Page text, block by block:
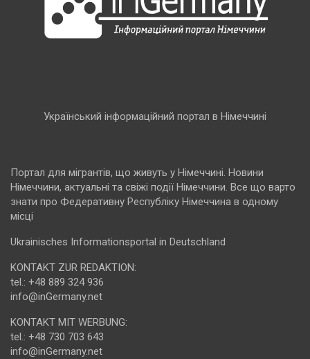
Український інформаційний портал в Німеччині
Портал для мігрантів, що живуть у Німеччині. Новини
Німеччини, актуальні та свіжі події Німеччини. Все що варто
знати про Федеративну Республіку Німеччина в одному
місці
Ukrainisches Informationsportal in Deutschland
KONTAKT ZUR REDAKTION:
tel.: +48 889 324 936
info@inGermany.net
KONTAKT MIT WERBUNG:
tel.: +48 730 703 643
info@inGermany.net